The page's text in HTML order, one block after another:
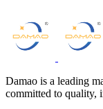
Damao is a leading
committed to quality,